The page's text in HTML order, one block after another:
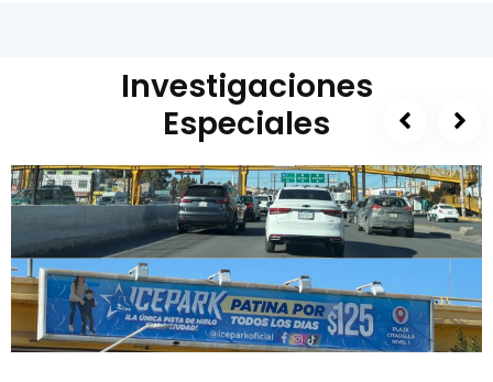
Investigaciones
Especiales